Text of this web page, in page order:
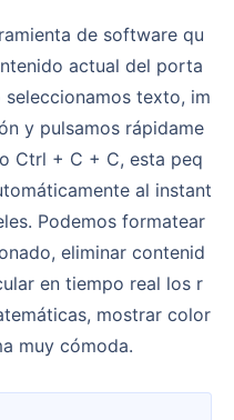
actual del porta
seleccionamos texto, im
y pulsamos rápidame
Ctrl + C + C, esta peq
al instant
Podemos formatear
eliminar contenid
en tiempo real los r
mostrar color
muy cómoda.